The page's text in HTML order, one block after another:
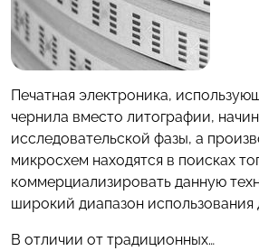
Печатная электроника,
чернила вместо литографии,
исследовательской фазы, а
микросхем находятся в поисках
коммерциализировать данную
широкий диапазон использования
В отличии от традиционных…